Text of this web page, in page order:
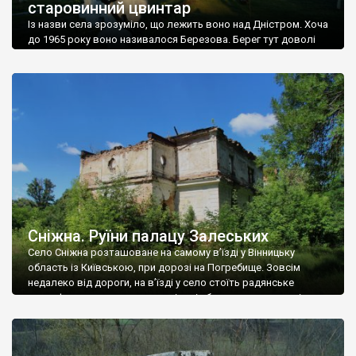
старовинний цвинтар
Із назви села зрозуміло, що лежить воно над Дністром. Хоча
до 1965 року воно називалося Березова. Берег тут доволі
Наддністрянське відрізняється від більшості навколишніх
сіл. У селі є мурована Михайлівська церква. Точної дати […]
Сніжна. Руїни палацу Залеських
Село Сніжна розташоване на самому в’їзді у Вінницьку
область із Київською, при дорозі на Погребище. Зовсім
недалеко від дороги, на в’їзді у село стоїть радянське
рельєфне пано, яке показує жінку і яблуню, а трохи далі, десь
не видно, але видно дві стареньких колії у траві – […]